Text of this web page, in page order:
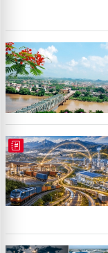
E-MAGAZINE